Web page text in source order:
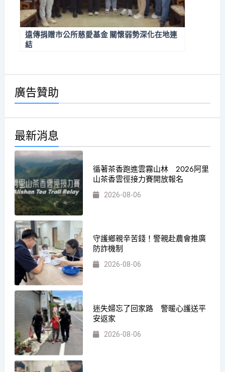
遠傳捐贈市公所慈愛基金 關懷弱勢深化在地連
結
廣告贊助
最新消息
循著茶香跑進雲霧山林 2026阿里
山茶香雲徑接力賽開放報名
2026-08-06
守護鄉親辛苦錢！警親赴農會推廣
防詐機制
2026-08-06
迷失婦忘了回家路 警暖心護送平
安返家
2026-08-06